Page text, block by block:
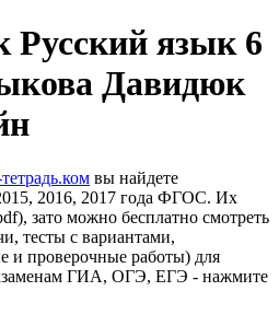
Русский язык 6
Давидюк
вы найдете
2016, 2017 года ФГОС. Их
зато можно бесплатно смотреть
тесты с вариантами,
и проверочные работы) для
ГИА, ОГЭ, ЕГЭ - нажмите